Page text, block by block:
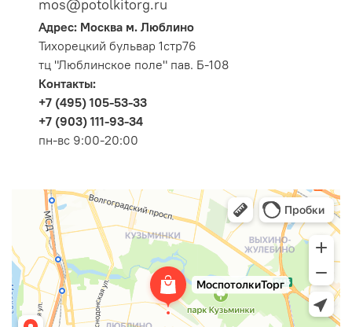
mos@potolkitorg.ru
Адрес: Москва м. Люблино
Тихорецкий бульвар 1стр76
тц "Люблинское поле" пав. Б-108
Контакты:
+7 (495) 105-53-33
+7 (903) 111-93-34
пн-вс 9:00-20:00